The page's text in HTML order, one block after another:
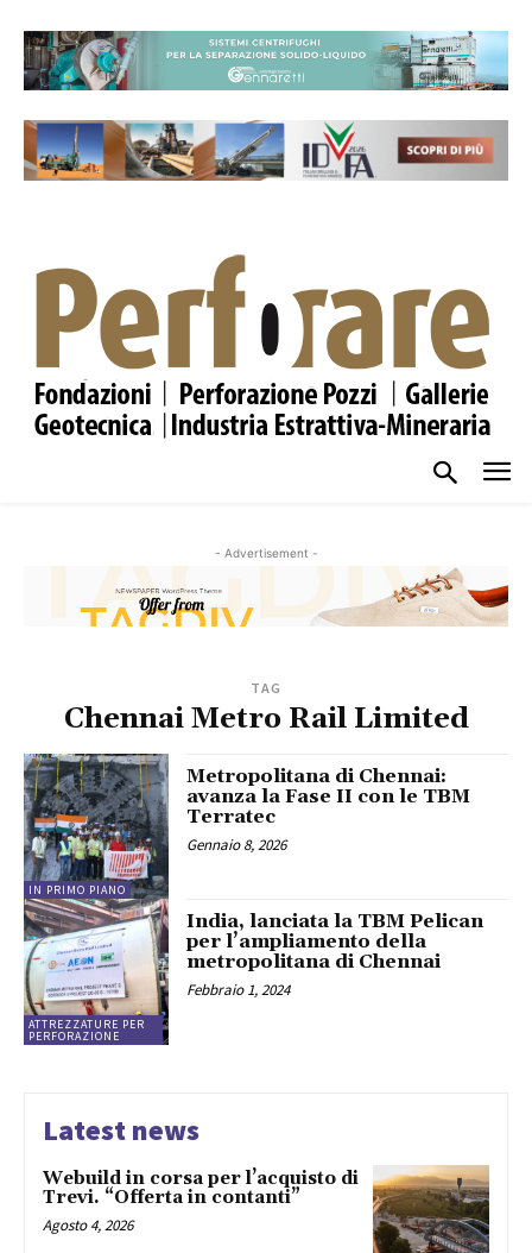
- Advertisement -
TAG
Chennai Metro Rail Limited
IN PRIMO PIANO
Metropolitana di Chennai:
avanza la Fase II con le TBM
Terratec
Gennaio 8, 2026
ATTREZZATURE PER
PERFORAZIONE
India, lanciata la TBM Pelican
per l’ampliamento della
metropolitana di Chennai
Febbraio 1, 2024
Latest news
Webuild in corsa per l’acquisto di
Trevi. “Offerta in contanti”
Agosto 4, 2026